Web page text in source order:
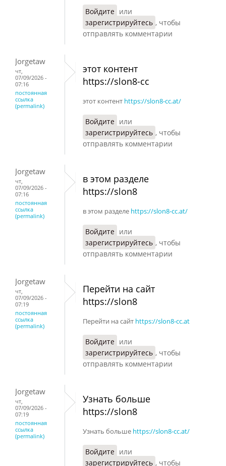
Войдите или
зарегистрируйтесь , чтобы
отправлять комментарии
Jorgetaw
чт,
07/09/2026 -
07:16
постоянная
ссылка
(permalink)
этот контент
https://slon8-cc
этот контент https://slon8-cc.at/
Войдите или
зарегистрируйтесь , чтобы
отправлять комментарии
Jorgetaw
чт,
07/09/2026 -
07:16
постоянная
ссылка
(permalink)
в этом разделе
https://slon8
в этом разделе https://slon8-cc.at/
Войдите или
зарегистрируйтесь , чтобы
отправлять комментарии
Jorgetaw
чт,
07/09/2026 -
07:19
постоянная
ссылка
(permalink)
Перейти на сайт
https://slon8
Перейти на сайт https://slon8-cc.at
Войдите или
зарегистрируйтесь , чтобы
отправлять комментарии
Jorgetaw
чт,
07/09/2026 -
07:19
постоянная
ссылка
(permalink)
Узнать больше
https://slon8
Узнать больше https://slon8-cc.at/
Войдите или
зарегистрируйтесь , чтобы